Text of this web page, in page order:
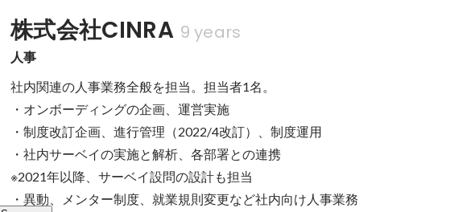
株式会社CINRA 9 years
人事
社内関連の人事業務全般を担当。担当者1名。
・オンボーディングの企画、運営実施
・制度改訂企画、進行管理（2022/4改訂）、制度運用
・社内サーベイの実施と解析、各部署との連携
※2021年以降、サーベイ設問の設計も担当
・異動、メンター制度、就業規則変更など社内向け人事業務